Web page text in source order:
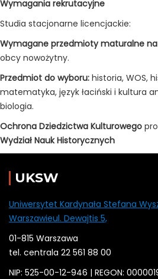
Wymagania rekrutacyjne
Studia stacjonarne licencjackie:
Wymagane przedmioty maturalne
obcy nowożytny.
Przedmiot do wyboru: historia, WOS,
matematyka, język łaciński i kultura
biologia.
Ochrona Dziedzictwa Kulturowego
Wydział Nauk Historycznych
UKSW
Uniwersytet Kardynała Stefana
Warszawieul. Dewajtis 5,
01-815 Warszawa
tel. centrala 22 561 88 00
NIP: 525-00-12-946 | REGON: